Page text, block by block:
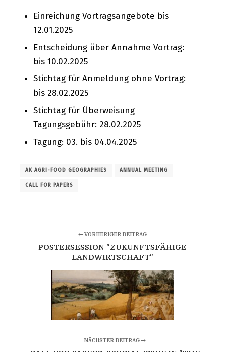
Einreichung Vortragsangebote bis
12.01.2025
Entscheidung über Annahme Vortrag:
bis 10.02.2025
Stichtag für Anmeldung ohne Vortrag:
bis 28.02.2025
Stichtag für Überweisung
Tagungsgebühr: 28.02.2025
Tagung: 03. bis 04.04.2025
AK AGRI-FOOD GEOGRAPHIES ANNUAL MEETING
CALL FOR PAPERS
VORHERIGER BEITRAG
POSTERSESSION "ZUKUNFTSFÄHIGE
LANDWIRTSCHAFT"
NÄCHSTER BEITRAG